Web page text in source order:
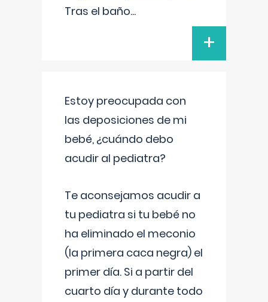
Tras el baño...
+
Estoy preocupada con
las deposiciones de mi
bebé, ¿cuándo debo
acudir al pediatra?
Te aconsejamos acudir a
tu pediatra si tu bebé no
ha eliminado el meconio
(la primera caca negra) el
primer día. Si a partir del
cuarto día y durante todo